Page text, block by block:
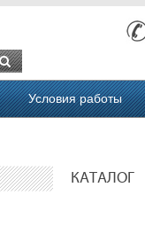
Условия работы
КАТАЛОГ